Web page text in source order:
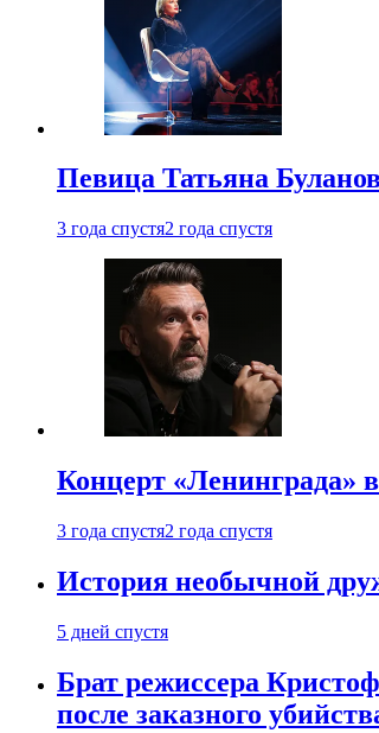
Певица Татьяна
3 года спустя2 года спустя
Концерт «Ленинграда»
3 года спустя2 года спустя
История необычной
5 дней спустя
Брат режиссера
после заказного